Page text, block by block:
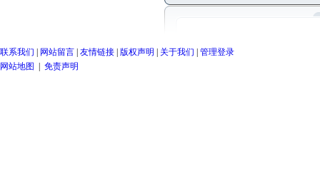
联系我们 网站留言 友情链接 版权声明 关于我们
管理登录
网站地图
免责声明